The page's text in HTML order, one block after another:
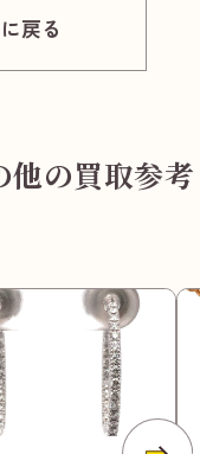
戻る
他の買取参考